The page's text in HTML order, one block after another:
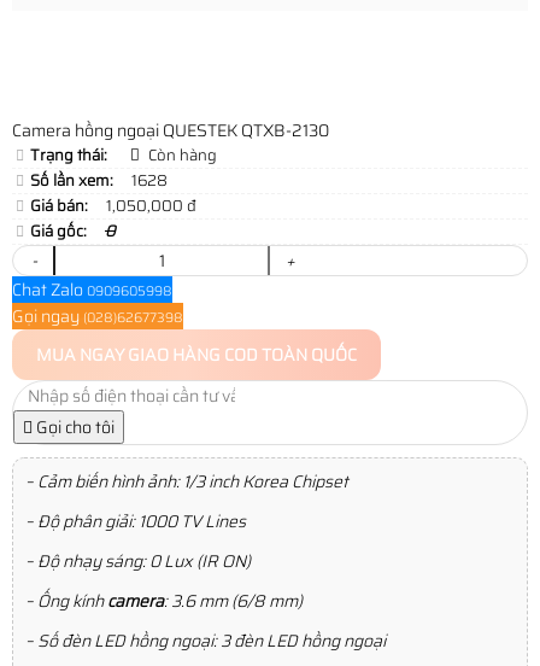
Camera hồng ngoại QUESTEK QTXB-2130
Trạng thái:
Còn hàng
Số lần xem:
1628
Giá bán:
1,050,000 đ
Giá gốc:
0
-
+
Chat Zalo 0909605998
Gọi ngay (028)62677398
MUA NGAYGIAO HÀNG COD TOÀN QUỐC
Gọi cho tôi
– Cảm biến hình ảnh: 1/3 inch Korea Chipset
– Độ phân giải: 1000 TV Lines
– Độ nhạy sáng: 0 Lux (IR ON)
– Ống kínhcamera: 3.6 mm (6/8 mm)
– Số đèn LED hồng ngoại: 3 đèn LED hồng ngoại